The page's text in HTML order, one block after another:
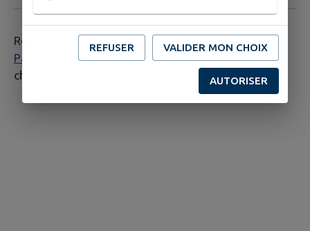
Retrouver les livrets édités par l'association
Aigné
Patrimoine
- 5 livrets sur l’église, Aigné en 14-18, le
chanvre à Aigné, ... - à la
bibliothèque.
REFUSER VALIDER MON CHOIX
AUTORISER